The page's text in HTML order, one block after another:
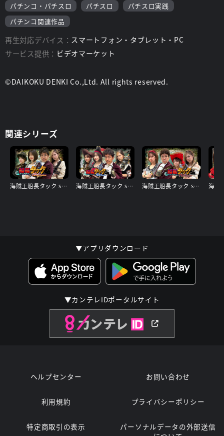
パチンコ・パチスロ パチスロ
パチスロ実践
パチンコ関連作品
再生対応デバイス： スマートフォン・タブレット・PC
サービス提供： ビデオマーケット
©DAIKOKU DENKI Co.,Ltd. All rights reserved.
関連シリーズ
海賊王船長タック season.13 海賊王船長タック season.12 海賊王船長タック season.11
▼アプリダウンロード
▼カンテレIDポータルサイト
ヘルプセンター お問い合わせ
利用規約 プライバシーポリシー
特定商取引の表示
パーソナルデータの外部送信